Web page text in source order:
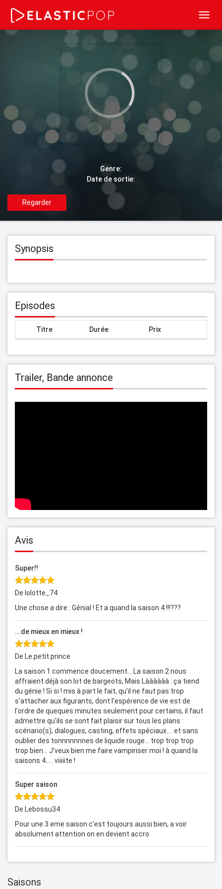
Genre:
Date de sortie:
Regarder
Synopsis
Episodes
Titre Durée Prix
Trailer, Bande annonce
Avis
Super!!
De lolotte_74
Une chose a dire : Génial ! Et a quand la saison 4 !!!???
...de mieux en mieux !
De Le.petit.prince
La saison 1 commence doucement... La saison 2 nous
affraient déjà son lot de bargeots, Mais Làààààà : ça tiend
du génie ! Si si ! mis à part le fait, qu'il ne faut pas trop
s'attacher aux figurants, dont l'espérence de vie est de
l'ordre de queques minutes seulement pour certains, il faut
admettre qu'ils se sont fait plaisir sur tous les plans :
scénario(s), dialogues, casting, effets spéciaux.... et sans
oublier des tonnnnnnnes de liquide rouge... trop trop trop
trop bien... J'veux bien me faire vampiriser moi ! à quand la
saisons 4..... viiiiite !
Super saison
De Lebossu34
Pour une 3 eme saison c'est toujours aussi bien, a voir
absolument attention on en devient accro
Saisons